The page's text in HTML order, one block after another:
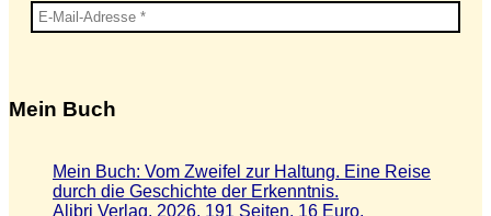
Mein Buch
Mein Buch: Vom Zweifel zur Haltung. Eine Reise
durch die Geschichte der Erkenntnis.
Alibri Verlag, 2026, 191 Seiten, 16 Euro.